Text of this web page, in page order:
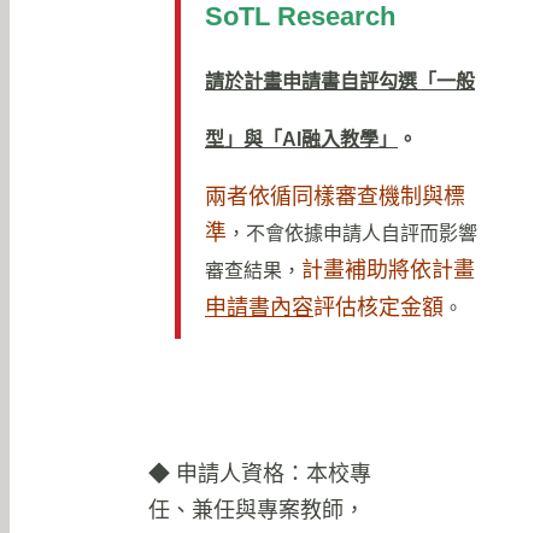
SoTL Research
請於計畫申請書自評勾選「一般
型」與「 AI 融入教學」 。
兩者依循同樣審查機制與標
準 ，不會依據申請人自評而影響
審查結果， 計畫補助將依計畫
申請書內容評估核定金額 。
◆ 申請人資格：本校專
任、兼任與專案教師，